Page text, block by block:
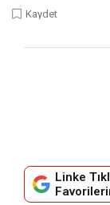
Kaydet
Linke